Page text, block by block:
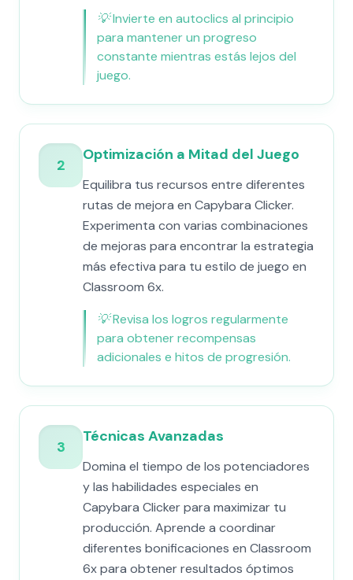
💡Invierte en autoclics al principio
para mantener un progreso
constante mientras estás lejos del
juego.
2
Optimización a Mitad del Juego
Equilibra tus recursos entre diferentes
rutas de mejora en Capybara Clicker.
Experimenta con varias combinaciones
de mejoras para encontrar la estrategia
más efectiva para tu estilo de juego en
Classroom 6x.
💡Revisa los logros regularmente
para obtener recompensas
adicionales e hitos de progresión.
3
Técnicas Avanzadas
Domina el tiempo de los potenciadores
y las habilidades especiales en
Capybara Clicker para maximizar tu
producción. Aprende a coordinar
diferentes bonificaciones en Classroom
6x para obtener resultados óptimos